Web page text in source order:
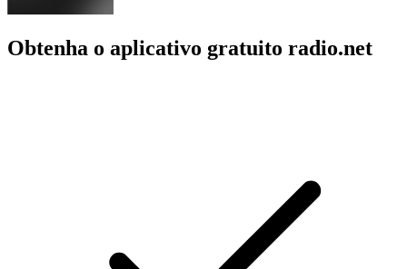
Obtenha o aplicativo gratuito radio.net